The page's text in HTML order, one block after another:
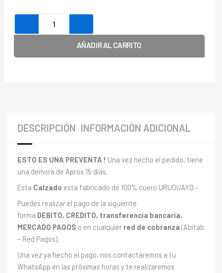
AÑADIR AL CARRITO
DESCRIPCIÓN INFORMACIÓN ADICIONAL
ESTO ES UNA PREVENTA ! Una vez hecho el pedido, tiene
una demora de Aprox 15 dias.
Esta Calzado esta fabricado de 100% cuero URUGUAYO.-
Puedes realizar el pago de la siguiente
forma DEBITO, CREDITO, transferencia bancaria,
MERCADO PAGOS o en cualquier red de cobranza (Abitab
– Red Pagos).
Una vez ya hecho el pago, nos contactaremos a tu
WhatsApp en las próximas horas y te realizaremos